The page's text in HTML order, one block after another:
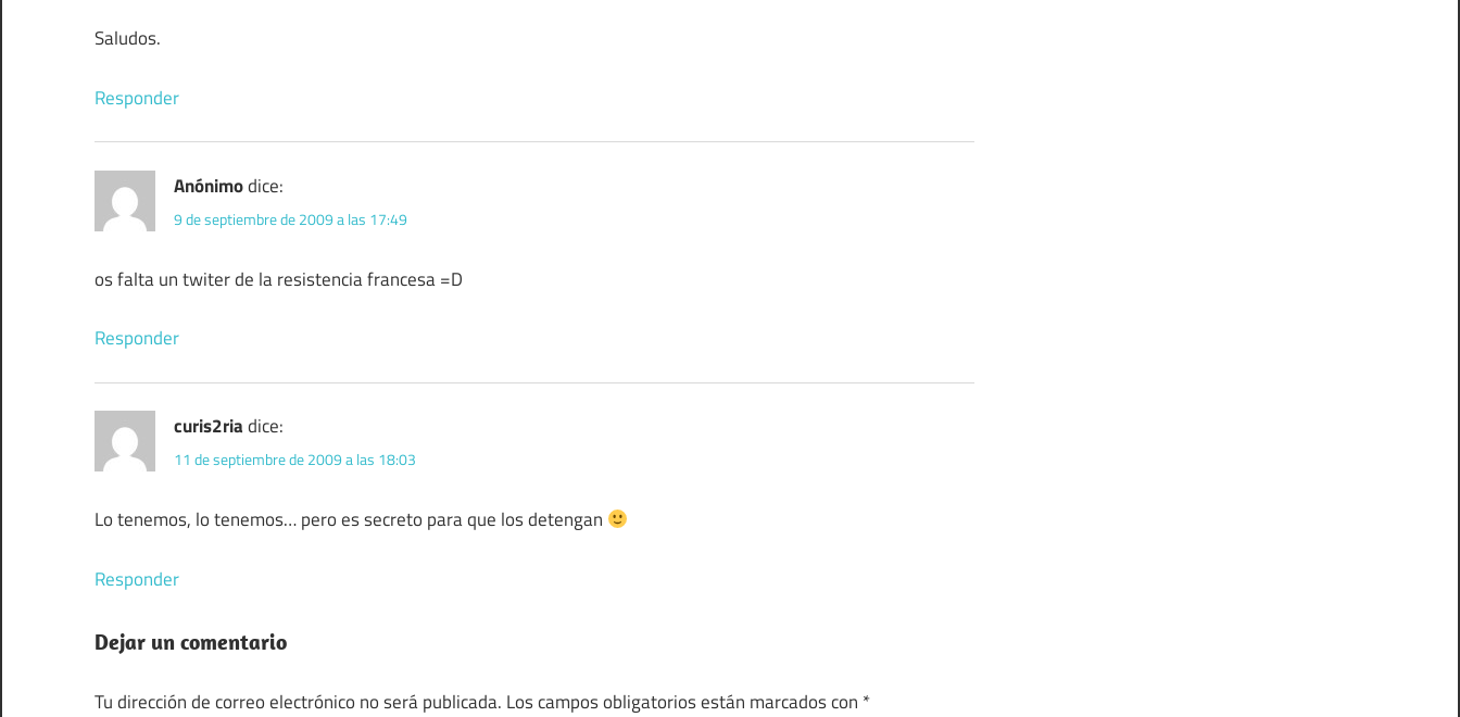
Saludos.
Responder
Anónimodice:
9 de septiembre de 2009 a las 17:49
os falta un twiter de la resistencia francesa =D
Responder
curis2riadice:
11 de septiembre de 2009 a las 18:03
Lo tenemos, lo tenemos… pero es secreto para que los detengan
Responder
Dejar un comentario
Tu dirección de correo electrónico no será publicada. Los campos obligatorios están marcados con *